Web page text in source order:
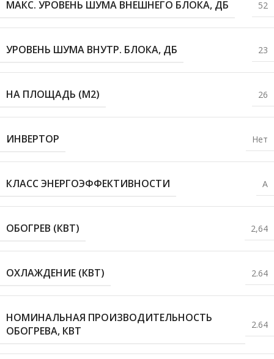
МАКС. УРОВЕНЬ ШУМА ВНЕШНЕГО БЛОКА, ДБ 52
УРОВЕНЬ ШУМА ВНУТР. БЛОКА, ДБ 23
НА ПЛОЩАДЬ (М2) 26
ИНВЕРТОР Нет
КЛАСС ЭНЕРГОЭФФЕКТИВНОСТИ A
ОБОГРЕВ (КВТ) 2,64
ОХЛАЖДЕНИЕ (КВТ) 2.64
НОМИНАЛЬНАЯ ПРОИЗВОДИТЕЛЬНОСТЬ
ОБОГРЕВА, КВТ
2.64